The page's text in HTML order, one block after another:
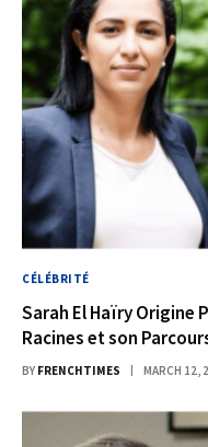
CÉLÉBRITÉ
Sarah El Haïry Origine
Racines et son
BY FRENCHTIMES MARCH 12,